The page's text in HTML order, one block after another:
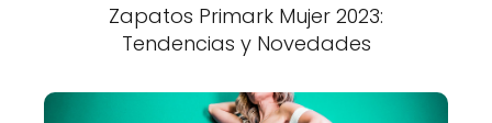
Zapatos Primark Mujer 2023:
Tendencias y Novedades